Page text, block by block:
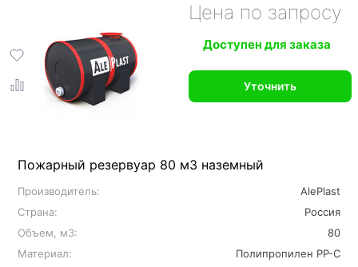
Пожарный резервуар 80 м3 наземный
Производитель:
AlePlast
Страна:
Россия
Объем, м3:
80
Материал:
Полипропилен PP-C
Цена по запросу
Доступен для заказа
Уточнить